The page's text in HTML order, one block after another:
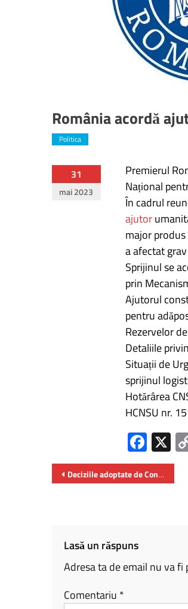
România acordă
Politica
31
mai 2023
Premierul
Național
În cadrul
ajutor
major
a afectat
Sprijinul se
prin
Ajutorul
pentru
Rezervelor
Detaliile
Situații de
sprijinul
Hotărârea
HCNSU nr.
Fa
ce
b
X
Navigare
în
Deciziile adoptate de Consiliul Autorităţii de Supraveghere Financiară
Lasă un răspuns
Adresa ta de email nu va fi
Comentariu *